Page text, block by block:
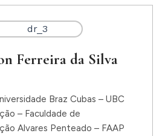
Ferreira da Silva
Braz Cubas – UBC
– Faculdade de
Alvares Penteado – FAAP